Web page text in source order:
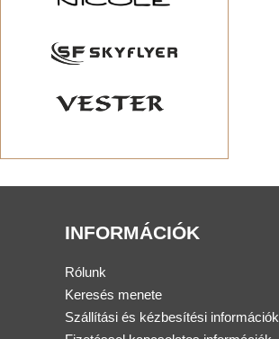
INFORMÁCIÓK
Rólunk
Keresés menete
Szállítási és kézbesítési információk